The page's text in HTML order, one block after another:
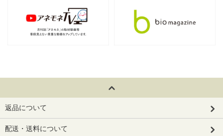
返品について
配送・送料について